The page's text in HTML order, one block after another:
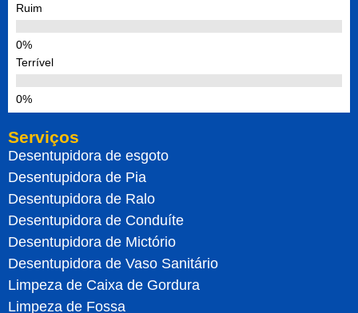
Ruim
Terrível
Serviços
Desentupidora de esgoto
Desentupidora de Pia
Desentupidora de Ralo
Desentupidora de Conduíte
Desentupidora de Mictório
Desentupidora de Vaso Sanitário
Limpeza de Caixa de Gordura
Limpeza de Fossa